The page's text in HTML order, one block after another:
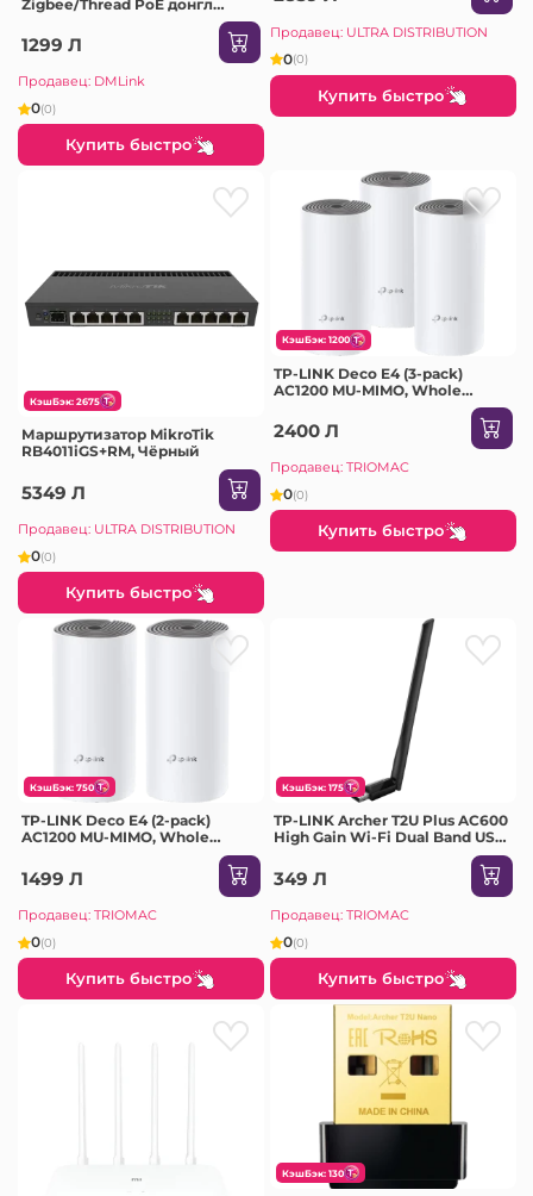
Zigbee/Thread PoE донгл
1299 Л
Продавец: DMLink
0(0)
Купить быстро
Продавец: ULTRA DISTRIBUTION
0(0)
Купить быстро
КэшБэк: 2675
Маршрутизатор MikroTik
RB4011iGS+RM, Чёрный
5349 Л
Продавец: ULTRA DISTRIBUTION
0(0)
Купить быстро
КэшБэк: 1200
TP-LINK Deco E4 (3-pack)
AC1200 MU-MIMO, Whole
2400 Л
Продавец: TRIOMAC
0(0)
Купить быстро
КэшБэк: 750
TP-LINK Deco E4 (2-pack)
AC1200 MU-MIMO, Whole
1499 Л
Продавец: TRIOMAC
0(0)
Купить быстро
КэшБэк: 175
TP-LINK Archer T2U Plus AC600
High Gain Wi-Fi Dual Band USB
Adapter,433Mbps at 5GHz +
200Mbps at 2.4GHz, USB 2.0, 1
high gain antenna
349 Л
Продавец: TRIOMAC
0(0)
Купить быстро
КэшБэк: 130